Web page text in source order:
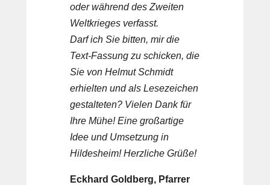
oder während des Zweiten
Weltkrieges verfasst.
Darf ich Sie bitten, mir die
Text-Fassung zu schicken, die
Sie von Helmut Schmidt
erhielten und als Lesezeichen
gestalteten? Vielen Dank für
Ihre Mühe! Eine großartige
Idee und Umsetzung in
Hildesheim! Herzliche Grüße!
Eckhard Goldberg, Pfarrer